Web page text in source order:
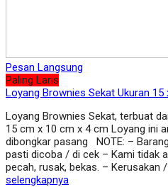
Pesan Langsung
Paling Laris
Loyang Brownies Sekat Ukuran 15
Loyang Brownies Sekat, terbuat
15 cm x 10 cm x 4 cm Loyang ini
dibongkar pasang NOTE: –
pasti dicoba / di cek – Kami tidak
pecah, rusak, bekas. – Kerusakan
selengkapnya